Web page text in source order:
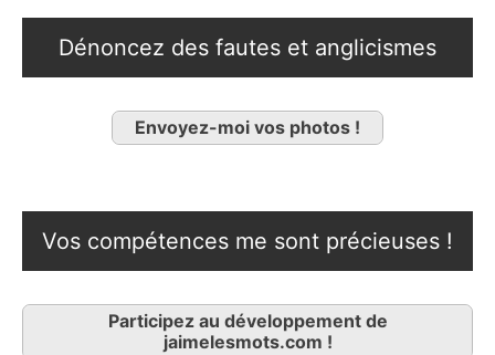
Dénoncez des fautes et anglicismes
Envoyez-moi vos photos !
Vos compétences me sont précieuses !
Participez au développement de
jaimelesmots.com !